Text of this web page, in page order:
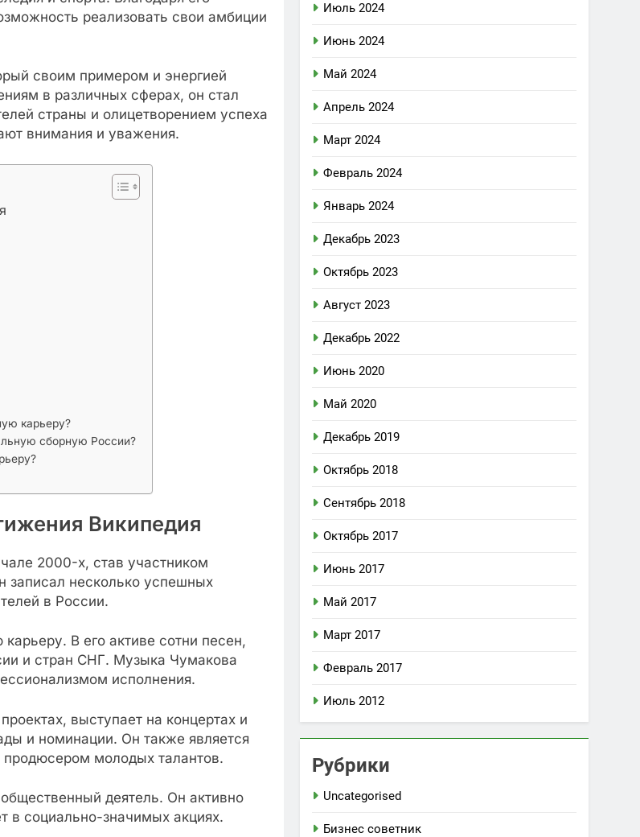
реализовать свои амбиции
своим примером и энергией
в различных сферах, он стал
страны и олицетворением успеха
внимания и уважения.
карьеру?
сборную России?
Википедия
2000-х, став участником
записал несколько успешных
в России.
В его активе сотни песен,
и стран СНГ. Музыка Чумакова
исполнения.
выступает на концертах и
и номинации. Он также является
продюсером молодых талантов.
деятель. Он активно
в социально-значимых акциях.
Июль 2024
Июнь 2024
Май 2024
Апрель 2024
Март 2024
Февраль 2024
Январь 2024
Декабрь 2023
Октябрь 2023
Август 2023
Декабрь 2022
Июнь 2020
Май 2020
Декабрь 2019
Октябрь 2018
Сентябрь 2018
Октябрь 2017
Июнь 2017
Май 2017
Март 2017
Февраль 2017
Июль 2012
Рубрики
Uncategorised
Бизнес советник